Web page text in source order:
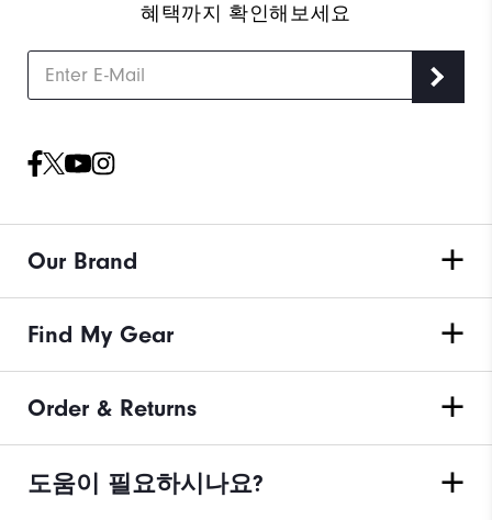
혜택까지 확인해보세요
Our Brand
Find My Gear
Order & Returns
도움이 필요하시나요?